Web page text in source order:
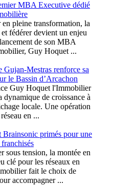
MBA Executive dédié
pleine transformation, la
fédérer devient un enjeu
de son MBA
Guy Hoquet ...
Mestras renforce sa
le Bassin d’Arcachon
Guy Hoquet l'Immobilier
de croissance à
locale. Une opération
en ...
primés pour une
sous tension, la montée en
clé pour les réseaux en
fait le choix de
accompagner ...